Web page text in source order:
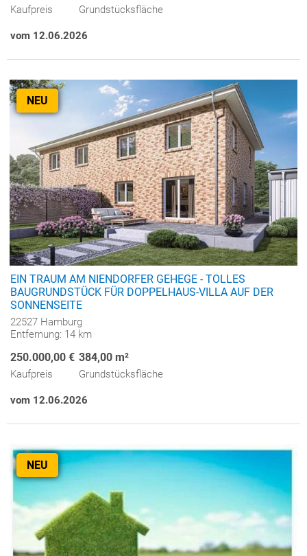
Kaufpreis Grundstücksfläche
vom 12.06.2026
NEU
EIN TRAUM AM NIENDORFER GEHEGE - TOLLES
BAUGRUNDSTÜCK FÜR DOPPELHAUS-VILLA AUF DER
SONNENSEITE
22527 Hamburg
Entfernung: 14 km
250.000,00 €
Kaufpreis
384,00 m²
Grundstücksfläche
vom 12.06.2026
NEU